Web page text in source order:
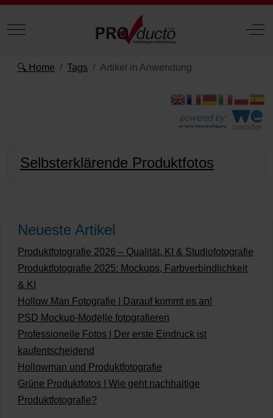
Mobile Menu Toggle Off-
🔍 Home Tags Artikel in Anwendung
powered by:
einfache Datenübertragung
Selbsterklärende Produktfotos
Neueste Artikel
Produktfotografie 2026 – Qualität, KI & Studiofotografie
Produktfotografie 2025: Mockups, Farbverbindlichkeit
& KI
Hollow Man Fotografie | Darauf kommt es an!
PSD Mockup-Modelle fotografieren
Professionelle Fotos | Der erste Eindruck ist
kaufentscheidend
Hollowman und Produktfotografie
Grüne Produktfotos | Wie geht nachhaltige
Produktfotografie?